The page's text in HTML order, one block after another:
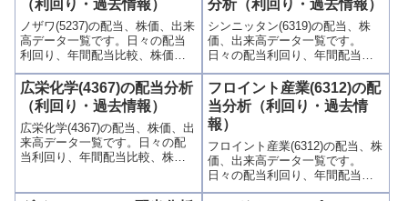
（利回り・過去情報）
ノザワ(5237)の配当、株価、出来
高データ一覧です。日々の配当
利回り、年間配当比較、株価や
出来高との関連、高額配当目的
の買い時チャンスなど、表とグ
ラフでわかりやすく掲載、配当
利回りランキングも参考に！
分析（利回り・過去情報）
シンニッタン(6319)の配当、株
価、出来高データ一覧です。
日々の配当利回り、年間配当比
較、株価や出来高との関連、高
額配当目的の買い時チャンスな
ど、表とグラフでわかりやすく
掲載、配当利回りランキングも
参考に！
広栄化学(4367)の配当分析
（利回り・過去情報）
広栄化学(4367)の配当、株価、出
来高データ一覧です。日々の配
当利回り、年間配当比較、株価
フロイント産業(6312)の配
当分析（利回り・過去情
報）
フロイント産業(6312)の配当、株
価、出来高データ一覧です。
日々の配当利回り、年間配当比
較、株価や出来高との関連、高